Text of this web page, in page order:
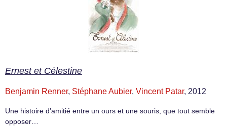
Ernest et Célestine
Benjamin Renner, Stéphane Aubier, Vincent Patar, 2012
Une histoire d’amitié entre un ours et une souris, que tout semble
opposer…